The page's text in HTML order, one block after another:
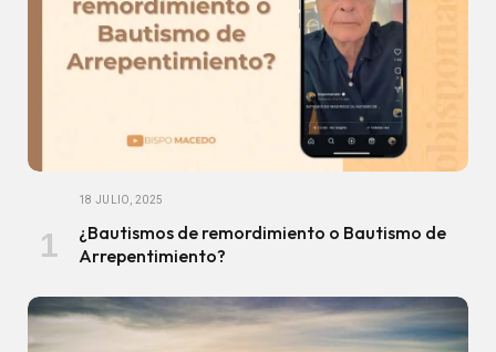
18 JULIO, 2025
¿Bautismos de remordimiento o Bautismo de
Arrepentimiento?